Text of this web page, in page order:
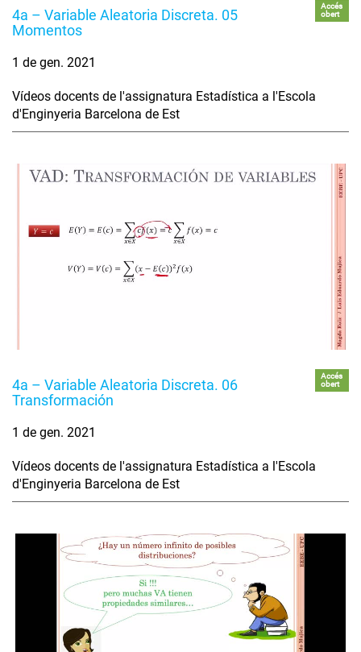
4a – Variable Aleatoria Discreta. 05
Momentos
Accés
obert
1 de gen. 2021
Vídeos docents de l'assignatura Estadística a l'Escola
d'Enginyeria Barcelona de Est
4a – Variable Aleatoria Discreta. 06
Transformación
Accés
obert
1 de gen. 2021
Vídeos docents de l'assignatura Estadística a l'Escola
d'Enginyeria Barcelona de Est